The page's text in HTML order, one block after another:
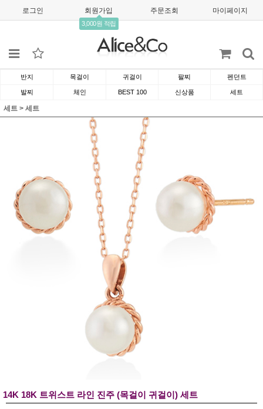
로그인 회원가입
3,000원 적립
주문조회 마이페이지
반지 목걸이 귀걸이 팔찌 펜던트
발찌 체인 BEST 100 신상품 세트
세트 > 세트
14K 18K 트위스트 라인 진주 (목걸이 귀걸이) 세트